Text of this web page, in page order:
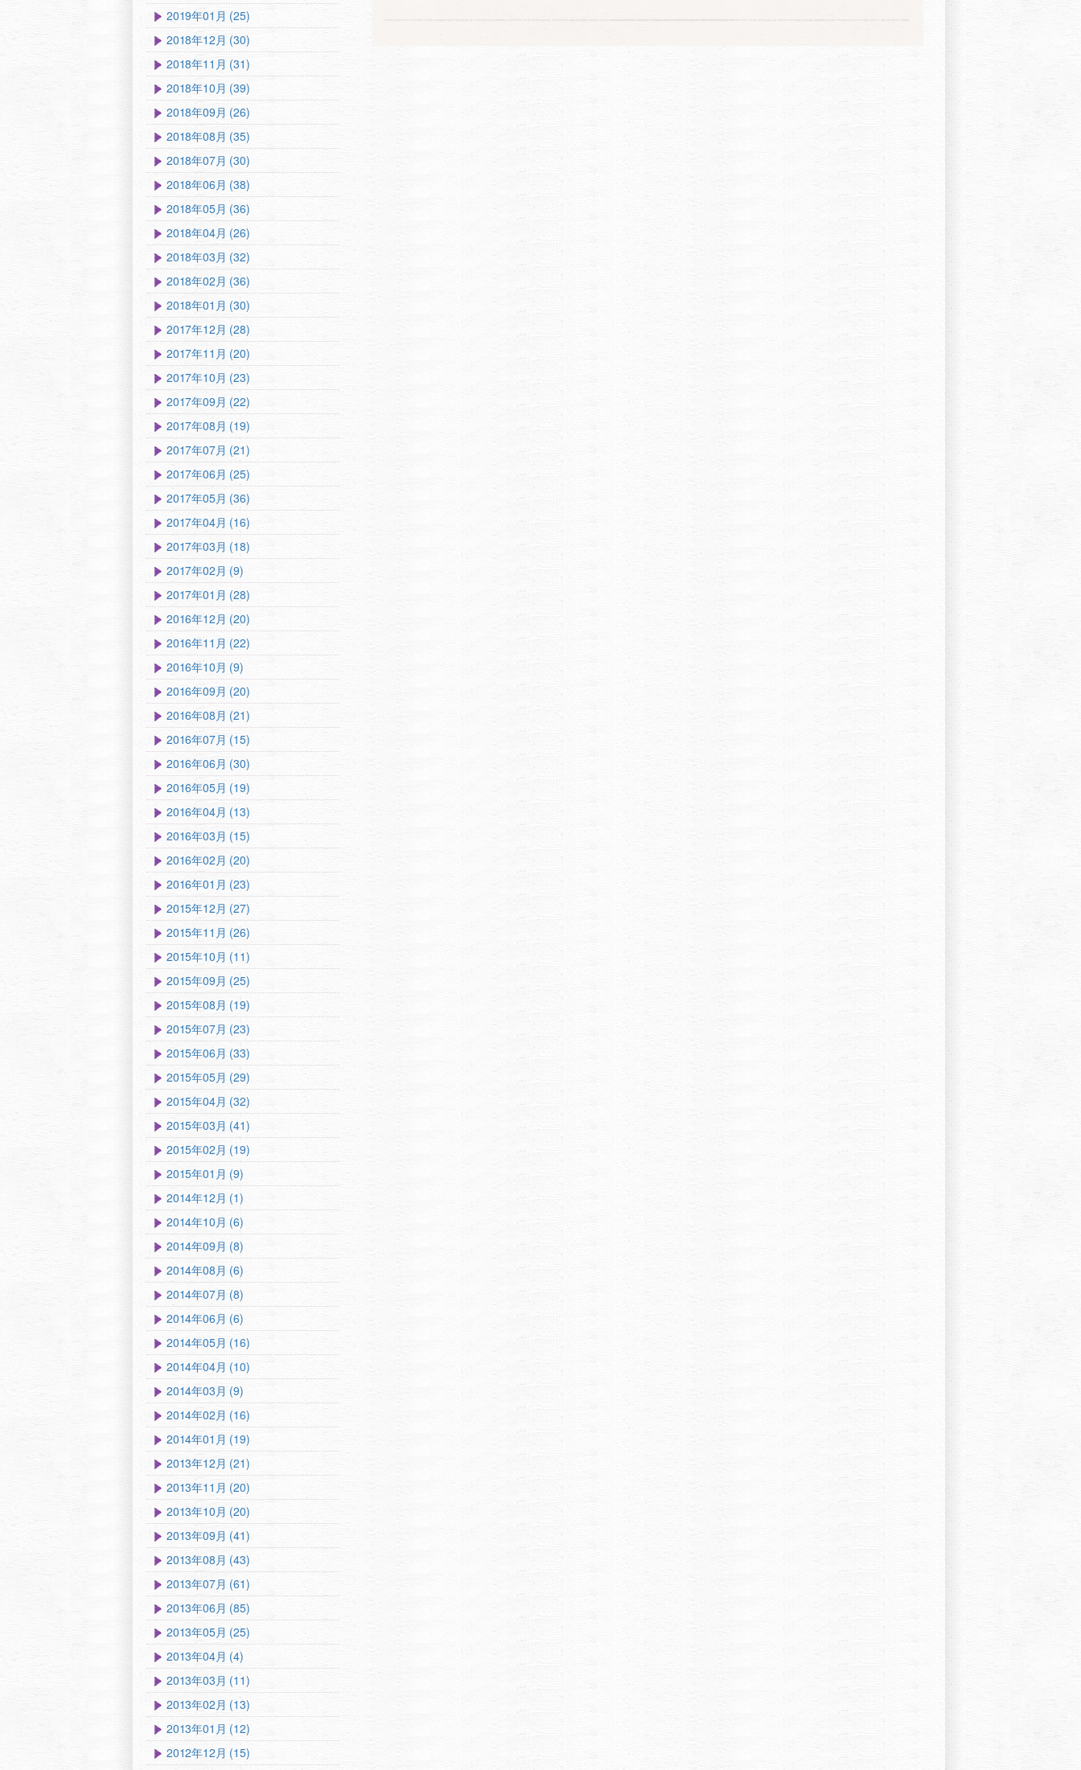
2019年01月 (25)
2018年12月 (30)
2018年11月 (31)
2018年10月 (39)
2018年09月 (26)
2018年08月 (35)
2018年07月 (30)
2018年06月 (38)
2018年05月 (36)
2018年04月 (26)
2018年03月 (32)
2018年02月 (36)
2018年01月 (30)
2017年12月 (28)
2017年11月 (20)
2017年10月 (23)
2017年09月 (22)
2017年08月 (19)
2017年07月 (21)
2017年06月 (25)
2017年05月 (36)
2017年04月 (16)
2017年03月 (18)
2017年02月 (9)
2017年01月 (28)
2016年12月 (20)
2016年11月 (22)
2016年10月 (9)
2016年09月 (20)
2016年08月 (21)
2016年07月 (15)
2016年06月 (30)
2016年05月 (19)
2016年04月 (13)
2016年03月 (15)
2016年02月 (20)
2016年01月 (23)
2015年12月 (27)
2015年11月 (26)
2015年10月 (11)
2015年09月 (25)
2015年08月 (19)
2015年07月 (23)
2015年06月 (33)
2015年05月 (29)
2015年04月 (32)
2015年03月 (41)
2015年02月 (19)
2015年01月 (9)
2014年12月 (1)
2014年10月 (6)
2014年09月 (8)
2014年08月 (6)
2014年07月 (8)
2014年06月 (6)
2014年05月 (16)
2014年04月 (10)
2014年03月 (9)
2014年02月 (16)
2014年01月 (19)
2013年12月 (21)
2013年11月 (20)
2013年10月 (20)
2013年09月 (41)
2013年08月 (43)
2013年07月 (61)
2013年06月 (85)
2013年05月 (25)
2013年04月 (4)
2013年03月 (11)
2013年02月 (13)
2013年01月 (12)
2012年12月 (15)